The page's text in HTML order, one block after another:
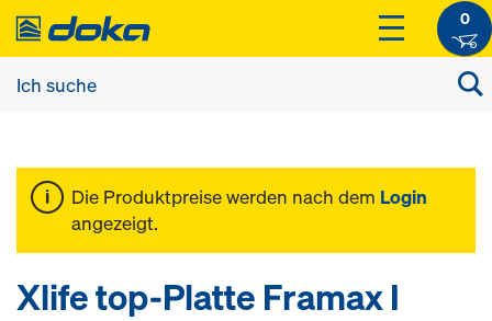
0
Die Produktpreise werden nach dem Login
angezeigt.
Xlife top-Platte Framax I